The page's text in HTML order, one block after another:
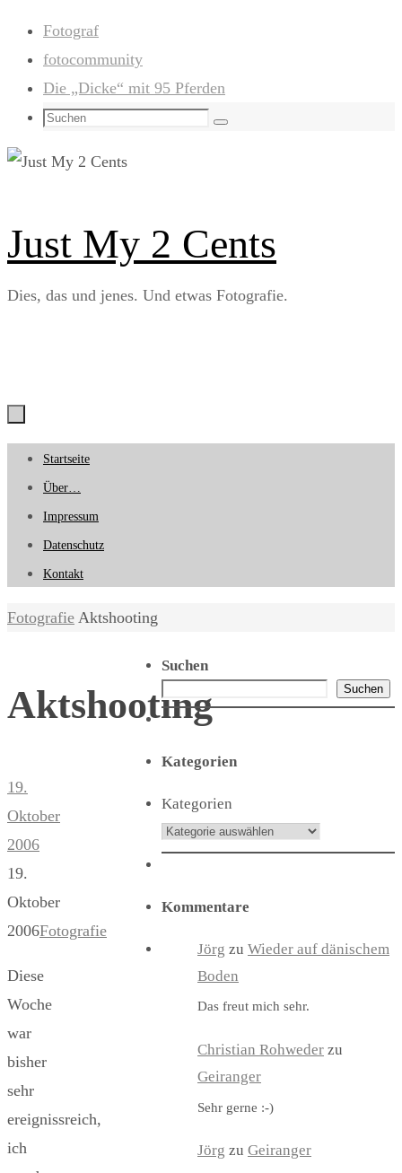
Zum
Inhalt
springen
Fotograf
fotocommunity
Die „Dicke“ mit 95 Pferden
Suchen
Suchen
Just My 2 Cents
Dies, das und jenes. Und etwas Fotografie.
Zum
Inhalt
springen
Startseite
Über…
Impressum
Datenschutz
Kontakt
Start
Fotografie Aktshooting
Aktshooting
19.
Oktober
2006
19.
Oktober
2006Fotografie
Diese
Woche
war
bisher
sehr
ereignissreich,
ich
Suchen
Suchen
Kategorien
Kategorien
Kommentare
Jörg zu Wieder auf dänischem
Boden
Das freut mich sehr.
Christian Rohweder zu
Geiranger
Sehr gerne :-)
Jörg zu Geiranger